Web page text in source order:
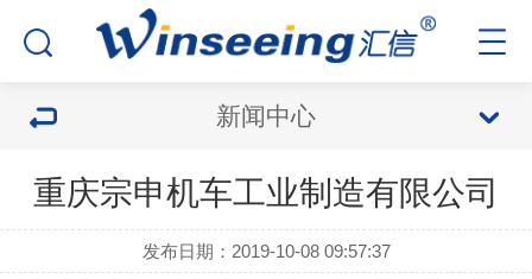
新闻中心
重庆宗申机车工业制造有限公司
发布日期：2019-10-08 09:57:37